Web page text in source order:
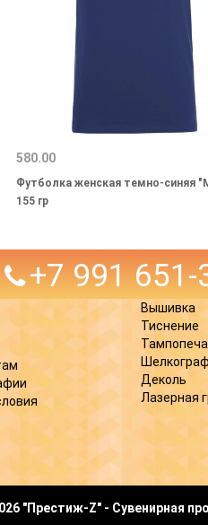
580.00
Футболка женская темно-синяя
155 гр
+7 991 651-
Вышивка
Тиснение
Деколь
Лазерная
"Престиж-Z" - Сувенирная